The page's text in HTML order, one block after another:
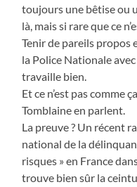
toujours une bêtise ou
là, mais si rare que ce
Tenir de pareils propos
la Police Nationale
travaille bien.
Et ce n’est pas comme
Tomblaine en parlent.
La preuve ? Un récent
national de la
risques » en France
trouve bien sûr la